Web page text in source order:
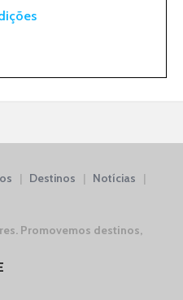
| Destinos | Notícias |
Promovemos destinos,